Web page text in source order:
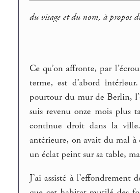
du visage et du nom, à propos
Ce qu’on affronte, par
terme, est d’abord
pourtour du mur de Berlin,
suis revenu onze mois plus
continue droit dans la
antérieure, on avait du mal à
un éclat peint sur sa table,
J’ai assisté à l’effondrement